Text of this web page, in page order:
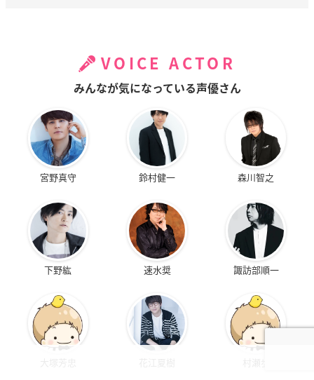
VOICE ACTOR
みんなが気になっている声優さん
宮野真守 鈴村健一 森川智之
下野紘 速水奨 諏訪部順一